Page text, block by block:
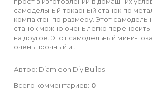
самодельный токарный станок по
компактен по размеру. Этот
станок можно очень легко переносить
на другое. Этот самодельный мини-
очень прочный и…
Автор: Diamleon Diy Builds
Всего комментариев: 0